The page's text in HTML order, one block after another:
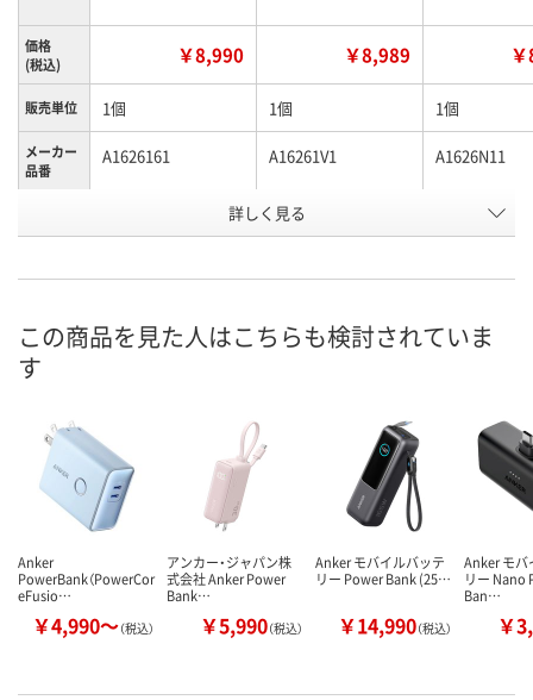
価格
(税込)
￥8,990 ￥8,989
販売単位 1個 1個 1個
メーカー
品番
A1626161 A16261V1 A1626N11
RX60538 RX61867
詳しく見る
この商品を見た人はこちらも検討されていま
す
Anker
PowerBank（PowerCor
eFusio…
￥4,990～（税込）
アンカー・ジャパン株
式会社 Anker Power
Bank…
￥5,990（税込）
Anker モバイルバッテ
リー Power Bank (25…
￥14,990（税込）
Anker モバ
リー Nano
Ban…
￥